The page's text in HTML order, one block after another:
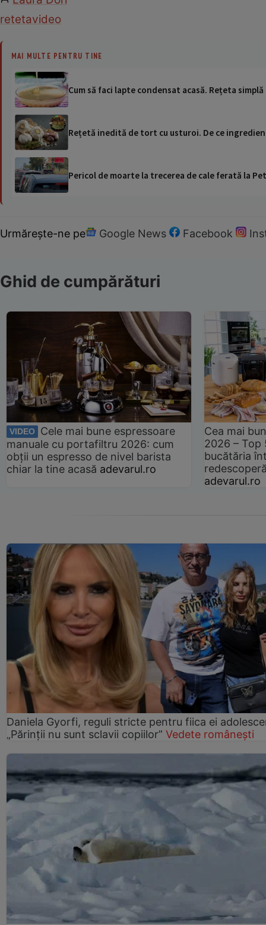
retetavideo
MAI MULTE PENTRU TINE
Cum să faci lapte condensat acasă. Rețeta simplă
Rețetă inedită de tort cu usturoi. De ce
Pericol de moarte la trecerea de cale ferată la
Urmărește-ne pe Google News Facebook
Ghid de cumpărături
VIDEO
Cele mai bune espressoare
manuale cu portafiltru 2026: cum
obții un espresso de nivel barista
chiar la tine acasă adevarul.ro
Cea mai
2026 –
bucătăria
adevarul.ro
Daniela Gyorfi, reguli stricte pentru fiica ei
„Părinții nu sunt sclavii copiilor” Vedete românești